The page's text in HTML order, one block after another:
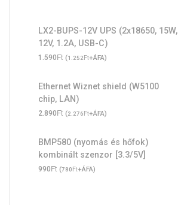
LX2-BUPS-12V UPS (2x18650, 15W,
12V, 1.2A, USB-C)
1.590Ft (1.252Ft+ÁFA)
Ethernet Wiznet shield (W5100
chip, LAN)
2.890Ft (2.276Ft+ÁFA)
BMP580 (nyomás és hőfok)
kombinált szenzor [3.3/5V]
990Ft (780Ft+ÁFA)